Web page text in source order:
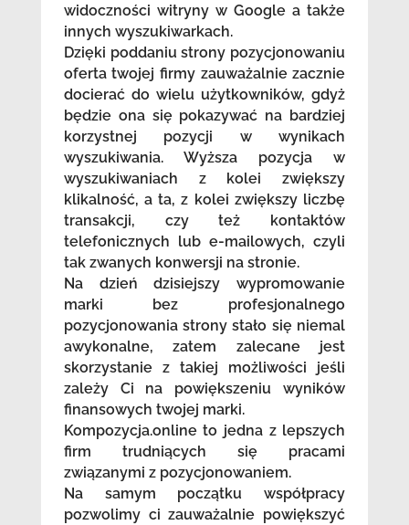
widoczności witryny w Google a także
innych wyszukiwarkach.
Dzięki poddaniu strony pozycjonowaniu
oferta twojej firmy zauważalnie zacznie
docierać do wielu użytkowników, gdyż
będzie ona się pokazywać na bardziej
korzystnej pozycji w wynikach
wyszukiwania. Wyższa pozycja w
wyszukiwaniach z kolei zwiększy
klikalność, a ta, z kolei zwiększy liczbę
transakcji, czy też kontaktów
telefonicznych lub e-mailowych, czyli
tak zwanych konwersji na stronie.
Na dzień dzisiejszy wypromowanie
marki bez profesjonalnego
pozycjonowania strony stało się niemal
awykonalne, zatem zalecane jest
skorzystanie z takiej możliwości jeśli
zależy Ci na powiększeniu wyników
finansowych twojej marki.
Kompozycja.online to jedna z lepszych
firm trudniących się pracami
związanymi z pozycjonowaniem.
Na samym początku współpracy
pozwolimy ci zauważalnie powiększyć